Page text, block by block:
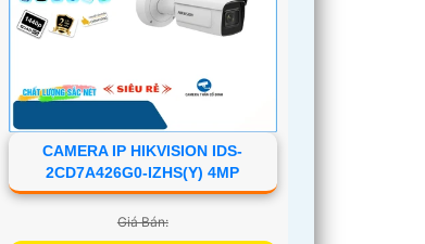
CAMERA IP HIKVISION IDS-
2CD7A426G0-IZHS(Y) 4MP
Giá Bán: